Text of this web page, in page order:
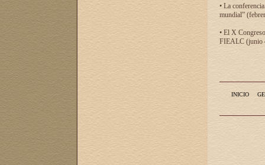
• La
mundial”
• El X
FIEALC (junio
INICIO